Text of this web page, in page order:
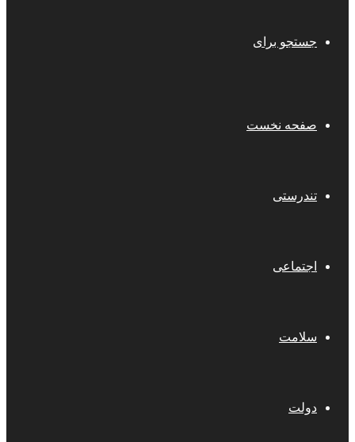
جستجو برای
صفحه نخست
تندرستی
اجتماعی
سلامت
دولت